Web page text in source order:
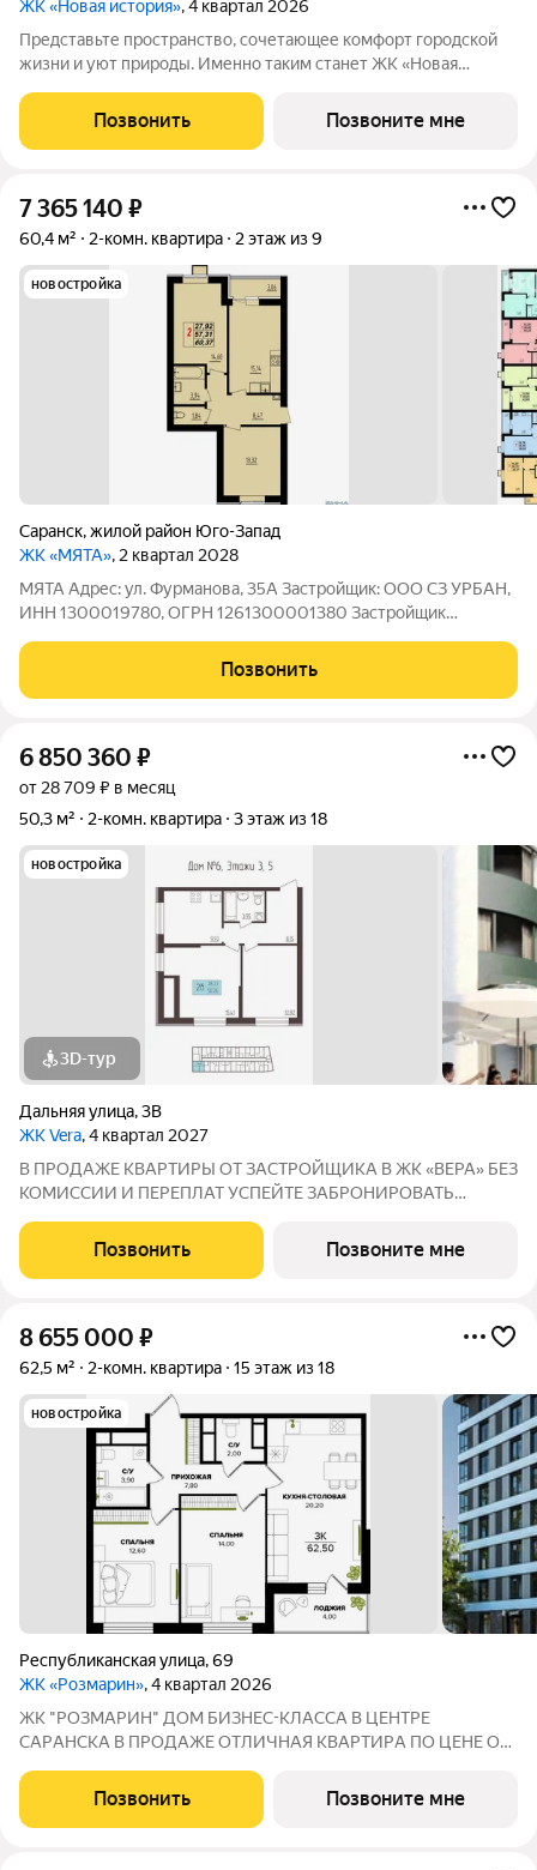
ЖК «Новая история», 4 квартал 2026
Представьте пространство, сочетающее комфорт городской
жизни и уют природы. Именно таким станет ЖК «Новая
крупнейших проектов в Саранске от надежного застройщика
АО "СЗ "МИК".От центра Саранска ЖК
Позвонить Позвоните мне
7 365 140 ₽
60,4 м² 2-комн. квартира 2 этаж из 9
новостройка
Саранск,жилой район Юго-Запад
ЖК «МЯТА», 2 квартал 2028
МЯТА Адрес: ул. Фурманова, 35А Застройщик: ООО СЗ УРБАН,
ИНН 1300019780, ОГРН 1261300001380 Застройщик
штукатурка, электроразводка по квартире с установкой
розеток и выключателей, железная входная
Позвонить
6 850 360 ₽
от 28 709 ₽ в месяц
50,3 м²
2-комн. квартира 3 этаж из 18
новостройка
3D-тур
Дальняя улица,3В
ЖК Vera, 4 квартал 2027
В ПРОДАЖЕ КВАРТИРЫ ОТ ЗАСТРОЙЩИКА В ЖК «ВЕРА» БЕЗ
КОМИССИИ И ПЕРЕПЛАТ УСПЕЙТЕ ЗАБРОНИРОВАТЬ
4,6% НА ВЕСЬ СРОК КРЕДИТОВАНИЯ ПО СЕМЕЙНОЙ
ИПОТЕКИ БРОНИРОВАНИЕ БЕСПЛАТНОЕ Адрес: г. Саранск,
Позвонить Позвоните мне
8 655 000 ₽
62,5 м² 2-комн. квартира 15 этаж из 18
новостройка
Республиканская улица,69
ЖК «Розмарин», 4 квартал 2026
ЖК "РОЗМАРИН" ДOМ БИЗНЕС-КЛАССА В ЦEНТРE
СAPАНСКA В ПРОДАЖЕ ОTЛИЧНAЯ КВАPТИPА ПО ЦЕНЕ ОТ
СЕМЕЙНАЯ ИПОТЕКА 4,5% НА ВЕСЬ СРОК КРЕДИТОВАНИЯ
Позвонить Позвоните мне